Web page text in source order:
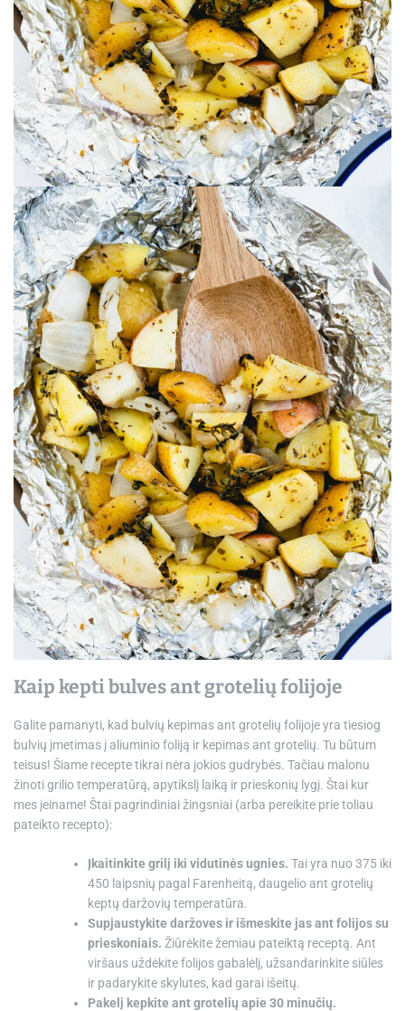
Kaip kepti bulves ant grotelių folijoje
Galite pamanyti, kad bulvių kepimas ant grotelių folijoje yra tiesiog
bulvių įmetimas į aliuminio foliją ir kepimas ant grotelių. Tu būtum
teisus! Šiame recepte tikrai nėra jokios gudrybės. Tačiau malonu
žinoti grilio temperatūrą, apytikslį laiką ir prieskonių lygį. Štai kur
mes įeiname! Štai pagrindiniai žingsniai (arba pereikite prie toliau
pateikto recepto):
Įkaitinkite grilį iki vidutinės ugnies. Tai yra nuo 375 iki
450 laipsnių pagal Farenheitą, daugelio ant grotelių
keptų daržovių temperatūra.
Supjaustykite daržoves ir išmeskite jas ant folijos su
prieskoniais. Žiūrėkite žemiau pateiktą receptą. Ant
viršaus uždėkite folijos gabalėlį, užsandarinkite siūles
ir padarykite skylutes, kad garai išeitų.
Pakelį kepkite ant grotelių apie 30 minučių.